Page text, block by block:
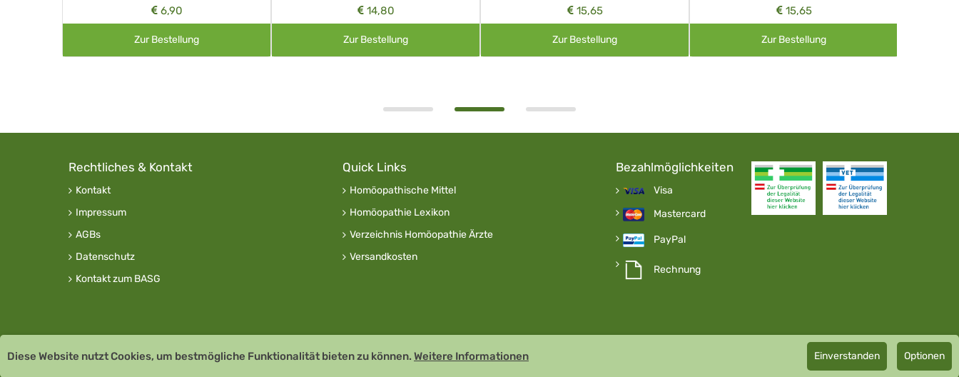
6,90
Zur Bestellung
14,80
Zur Bestellung
15,65
Zur Bestellung
15,65
Zur Bestellung
Rechtliches & Kontakt
Kontakt
Impressum
AGBs
Datenschutz
Kontakt zum BASG
Quick Links
Homöopathische Mittel
Homöopathie Lexikon
Verzeichnis Homöopathie Ärzte
Versandkosten
Bezahlmöglichkeiten
Visa
Mastercard
PayPal
Rechnung
Copyright © 2026 Team Santé Salvator Apotheke - GDP zertifiziert Remedia Homöopathie GmbH GMP zertifizierter Arzneihersteller
Diese Website nutzt Cookies, um bestmögliche Funktionalität bieten zu können. Weitere Informationen Einverstanden Optionen